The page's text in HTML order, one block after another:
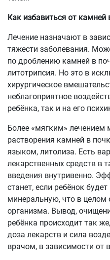
Как избавиться от камней
Лечение назначают в
тяжести заболевания.
по дроблению камней в
литотрипсия. Но это в
хирургическое
неблагоприятное
ребёнка, так и на его
Более «мягким» лечением
растворения камней в
языком, литолиза. Есть
лекарственных средств в
введения внутривенно.
станет, если ребёнок
минеральную, что в целом
организма. Вывод,
ребёнка происходит так
доза лекарств и сила
врачом, в зависимости от